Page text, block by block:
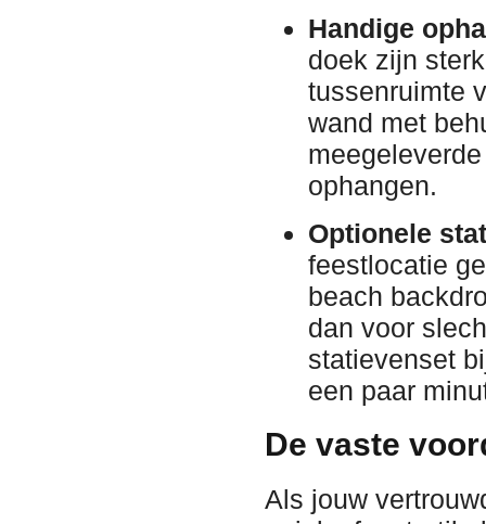
Handige
doek zijn
tussenruimte
wand met
ophangen.
Optionele
feestlocatie
beach
dan voor
statievenset
een paar
De vaste
Als jouw